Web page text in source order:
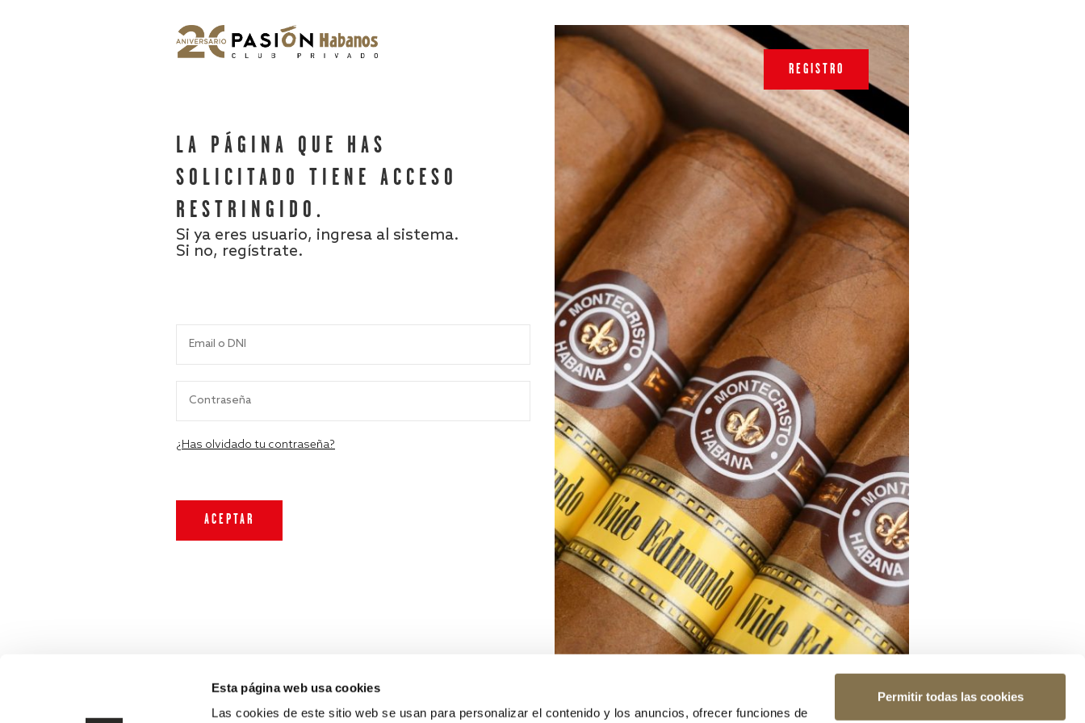
Esta página web usa cookies
Las cookies de este sitio web se usan para personalizar el contenido y los anuncios, ofrecer funciones de
Permitir todas las cookies
LA PÁGINA QUE HAS
SOLICITADO TIENE ACCESO
RESTRINGIDO.
Si ya eres usuario, ingresa al sistema.
Si no, regístrate.
¿Has olvidado tu contraseña?
REGISTRO